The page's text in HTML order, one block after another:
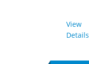
View
Details